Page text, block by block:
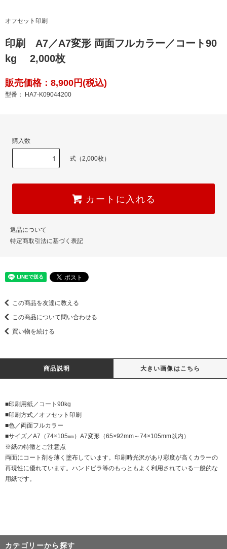
オフセット印刷
印刷 A7／A7変形 両面フルカラー／コート90
kg 2,000枚
販売価格：8,900円(税込)
型番： HA7-K09044200
購入数
式（2,000枚）
カートに入れる
返品について
特定商取引法に基づく表記
この商品を友達に教える
この商品について問い合わせる
買い物を続ける
商品説明 大きい画像はこちら
■印刷用紙／コート90kg
■印刷方式／オフセット印刷
■色／両面フルカラー
■サイズ／A7（74×105㎜）A7変形（65×92mm～74×105mm以内）
※紙の特徴とご注意点
両面にコート剤を薄く塗布しています。印刷時光沢があり彩度が高くカラーの
再現性に優れています。ハンドビラ等のもっともよく利用されている一般的な
用紙です。
カテゴリーから探す